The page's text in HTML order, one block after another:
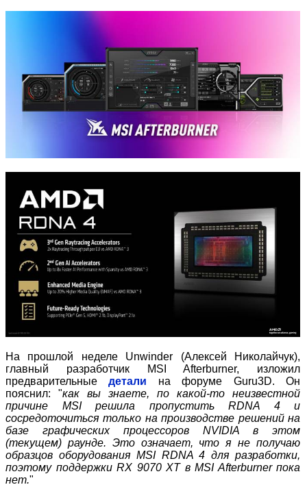
На прошлой неделе Unwinder (Алексей Николайчук),
главный разработчик MSI Afterburner, изложил
предварительныедетали на форуме Guru3D. Он
пояснил: "как вы знаете, по какой-то неизвестной
причине MSI решила пропустить RDNA 4 и
сосредоточиться только на производстве решений на
базе графических процессоров NVIDIA в этом
(текущем) раунде. Это означает, что я не получаю
образцов оборудования MSI RDNA 4 для разработки,
поэтому поддержки RX 9070 XT в MSI Afterburner пока
нет."